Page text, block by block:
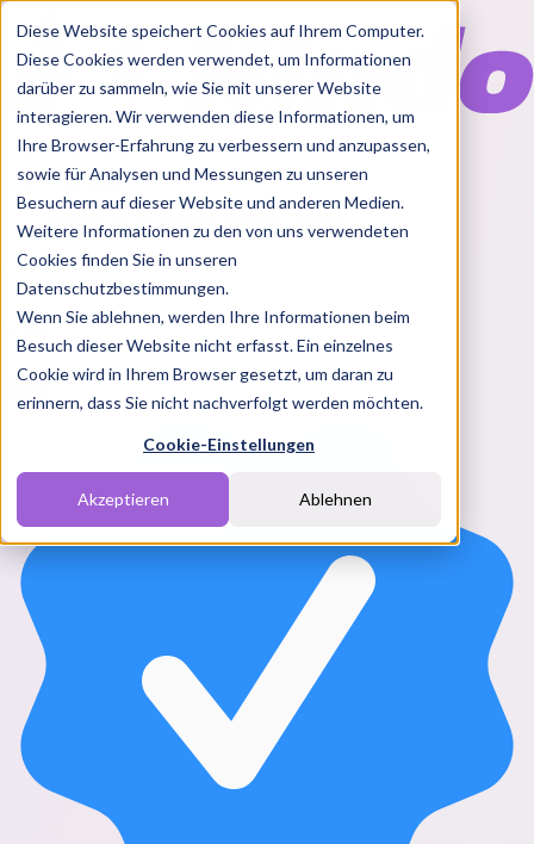
Diese Website speichert Cookies auf Ihrem Computer.
Diese Cookies werden verwendet, um Informationen
darüber zu sammeln, wie Sie mit unserer Website
interagieren. Wir verwenden diese Informationen, um
Ihre Browser-Erfahrung zu verbessern und anzupassen,
sowie für Analysen und Messungen zu unseren
Besuchern auf dieser Website und anderen Medien.
Weitere Informationen zu den von uns verwendeten
Cookies finden Sie in unseren
Datenschutzbestimmungen.
Wenn Sie ablehnen, werden Ihre Informationen beim
Besuch dieser Website nicht erfasst. Ein einzelnes
Cookie wird in Ihrem Browser gesetzt, um daran zu
erinnern, dass Sie nicht nachverfolgt werden möchten.
Cookie-Einstellungen
Akzeptieren Ablehnen
Features
Solutions
BlogChartsRabatt CodesPakete
Login